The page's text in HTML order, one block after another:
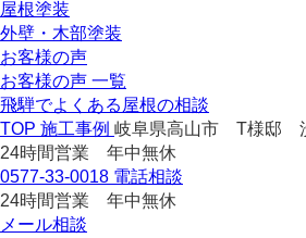
屋根塗装
外壁・木部塗装
お客様の声
お客様の声 一覧
飛騨でよくある屋根の相談
TOP 施工事例 岐阜県高山市 T様邸
24時間営業 年中無休
0577-33-0018 電話相談
24時間営業 年中無休
メール相談